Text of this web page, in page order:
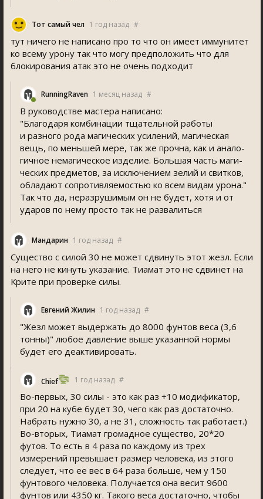
Тот самый чел 1 год назад #
тут ничего не написано про то что он имеет иммунитет
ко всему урону так что могу предположить что для
блокирования атак это не очень подходит
RunningRaven 1 месяц назад #
В руководстве мастера написано:
"Благодаря комбинации тщательной работы
и разного рода магических усилений, магическая
вещь, по меньшей мере, так же прочна, как и анало-
гичное немагическое изделие. Большая часть маги-
ческих предметов, за исключением зелий и свитков,
обладают сопротивляемостью ко всем видам урона."
Так что да, неразрушимым он не будет, хотя и от
ударов по нему просто так не развалиться
Мандарин 1 год назад #
Существо с силой 30 не может сдвинуть этот жезл. Если
на него не кинуть указание. Тиамат это не сдвинет на
Крите при проверке силы.
Евгений Жилин 1 год назад #
"Жезл может выдержать до 8000 фунтов веса (3,6
тонны)" любое давление выше указанной нормы
будет его деактивировать.
Chief 1 год назад #
Во-первых, 30 силы - это как раз +10 модификатор,
при 20 на кубе будет 30, чего как раз достаточно.
Набрать нужно 30, а не 31, сложность так работает.)
Во-вторых, Тиамат громадное существо, 20*20
футов. То есть в 4 раза по каждому из трех
измерений превышает размер человека, из этого
следует, что ее вес в 64 раза больше, чем у 150
фунтового человека. Получается она весит 9600
фунтов или 4350 кг. Такого веса достаточно, чтобы